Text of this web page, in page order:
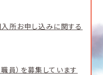
所お申し込みに関する
員）を募集しています